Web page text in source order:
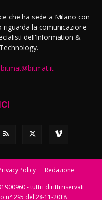
che ha sede a Milano con
riguarda la comunicazione
dell'lnformation &
Policy Redazione
- tutti i diritti riservati
n° 295 del 28-11-2018